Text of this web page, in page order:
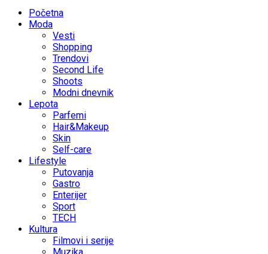
Početna
Moda
Vesti
Shopping
Trendovi
Second Life
Shoots
Modni dnevnik
Lepota
Parfemi
Hair&Makeup
Skin
Self-care
Lifestyle
Putovanja
Gastro
Enterijer
Sport
TECH
Kultura
Filmovi i serije